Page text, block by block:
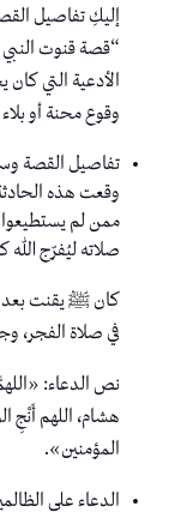
إليكِ تفاصيل
“قصة قنوت
الأدعية التي
وقوع محنة أو
تفاصيل القصة
وقعت هذه
ممن لم يستطيعوا
صلاته ليُفرّج الله
كان ﷺ يقنت بعد
في صلاة الفجر،
نص الدعاء:
هشام، اللهم أَنْجِ
المؤمنين».
الدعاء على